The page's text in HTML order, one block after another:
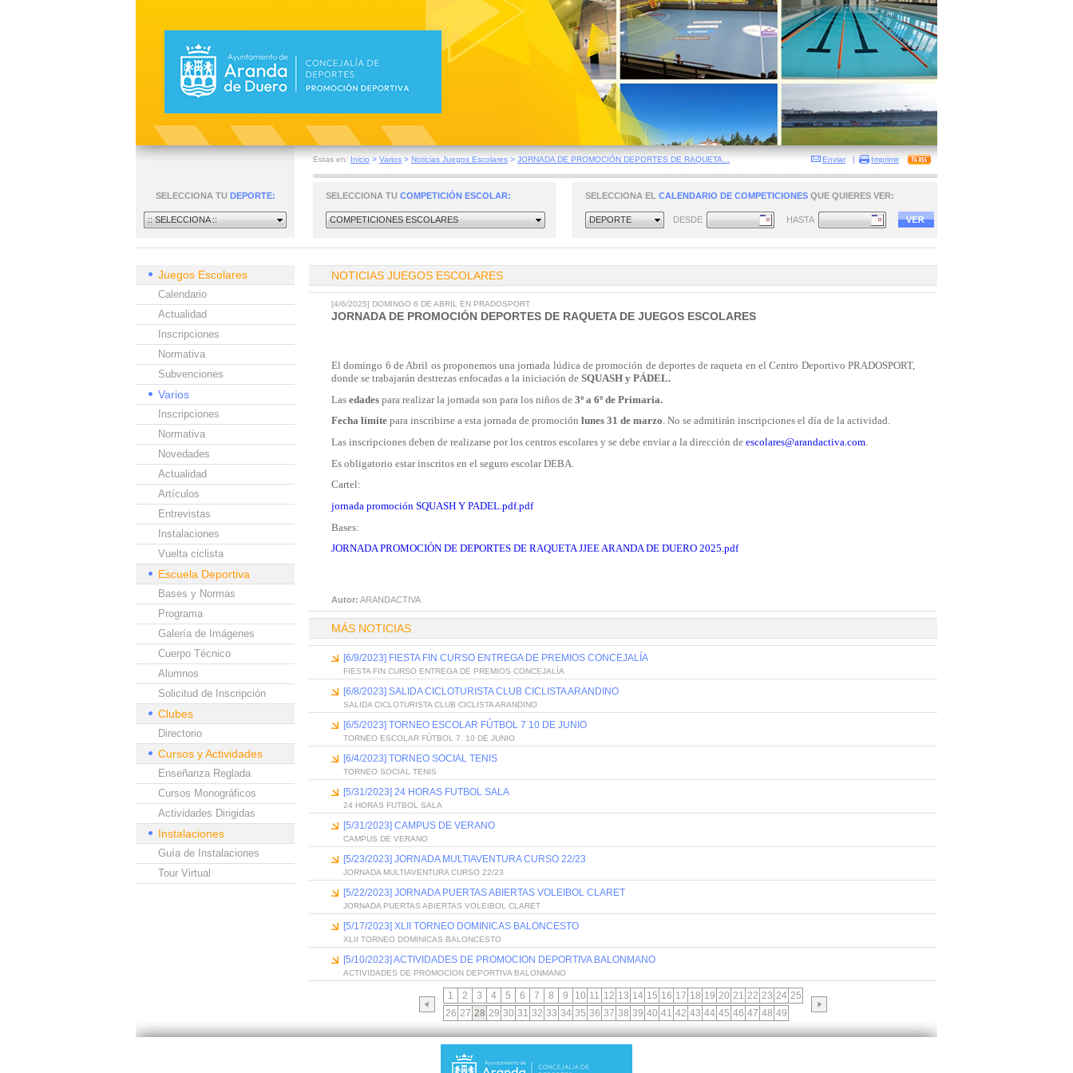
Estas en: Inicio > Varios > Noticias Juegos Escolares > JORNADA DE PROMOCIÓN DEPORTES DE RAQUETA... Enviar | Imprimir
SELECCIONA TU DEPORTE:
:: SELECCIONA ::
SELECCIONA TU COMPETICIÓN ESCOLAR:
COMPETICIONES ESCOLARES
SELECCIONA EL CALENDARIO DE COMPETICIONES QUE QUIERES VER:
DEPORTE DESDE HASTA
Juegos Escolares
Calendario
Actualidad
Inscripciones
Normativa
Subvenciones
Varios
Inscripciones
Normativa
Novedades
Actualidad
Artículos
Entrevistas
Instalaciones
Vuelta ciclista
Escuela Deportiva
Bases y Normas
Programa
Galería de Imágenes
Cuerpo Técnico
Alumnos
Solicitud de Inscripción
Clubes
Directorio
Cursos y Actividades
Enseñanza Reglada
Cursos Monográficos
Actividades Dirigidas
Instalaciones
Guía de Instalaciones
Tour Virtual
NOTICIAS JUEGOS ESCOLARES
[4/6/2025] DOMINGO 6 DE ABRIL EN PRADOSPORT
JORNADA DE PROMOCIÓN DEPORTES DE RAQUETA DE JUEGOS ESCOLARES
El domingo 6 de Abril os proponemos una jornada lúdica de promoción de deportes de raqueta en el Centro Deportivo PRADOSPORT,
donde se trabajarán destrezas enfocadas a la iniciación de SQUASH y PÁDEL.
Las edades para realizar la jornada son para los niños de 3º a 6º de Primaria.
Fecha límite para inscribirse a esta jornada de promoción lunes 31 de marzo. No se admitirán inscripciones el día de la actividad.
Las inscripciones deben de realizarse por los centros escolares y se debe enviar a la dirección de escolares@arandactiva.com
Es obligatorio estar inscritos en el seguro escolar DEBA.
Cartel:
jornada promoción SQUASH Y PADEL.pdf.pdf
Bases:
JORNADA PROMOCIÓN DE DEPORTES DE RAQUETA JJEE ARANDA DE DUERO 2025.pdf
Autor: ARANDACTIVA
MÁS NOTICIAS
[6/9/2023] FIESTA FIN CURSO ENTREGA DE PREMIOS CONCEJALÍA
FIESTA FIN CURSO ENTREGA DE PREMIOS CONCEJALÍA
[6/8/2023] SALIDA CICLOTURISTA CLUB CICLISTA ARANDINO
SALIDA CICLOTURISTA CLUB CICLISTA ARANDINO
[6/5/2023] TORNEO ESCOLAR FÚTBOL 7 10 DE JUNIO
TORNEO ESCOLAR FÚTBOL 7. 10 DE JUNIO
[6/4/2023] TORNEO SOCIAL TENIS
TORNEO SOCIAL TENIS
[5/31/2023] 24 HORAS FUTBOL SALA
24 HORAS FUTBOL SALA
[5/31/2023] CAMPUS DE VERANO
CAMPUS DE VERANO
[5/23/2023] JORNADA MULTIAVENTURA CURSO 22/23
JORNADA MULTIAVENTURA CURSO 22/23
[5/22/2023] JORNADA PUERTAS ABIERTAS VOLEIBOL CLARET
JORNADA PUERTAS ABIERTAS VOLEIBOL CLARET
[5/17/2023] XLII TORNEO DOMINICAS BALONCESTO
XLII TORNEO DOMINICAS BALONCESTO
[5/10/2023] ACTIVIDADES DE PROMOCION DEPORTIVA BALONMANO
ACTIVIDADES DE PROMOCION DEPORTIVA BALONMANO
1 2 3 4 5 6 7 8 9 10 11 12 13 14 15 16 17 18 19 20 21 22 23 24 25
26 27 28 29 30 31 32 33 34 35 36 37 38 39 40 41 42 43 44 45 46 47 48 49